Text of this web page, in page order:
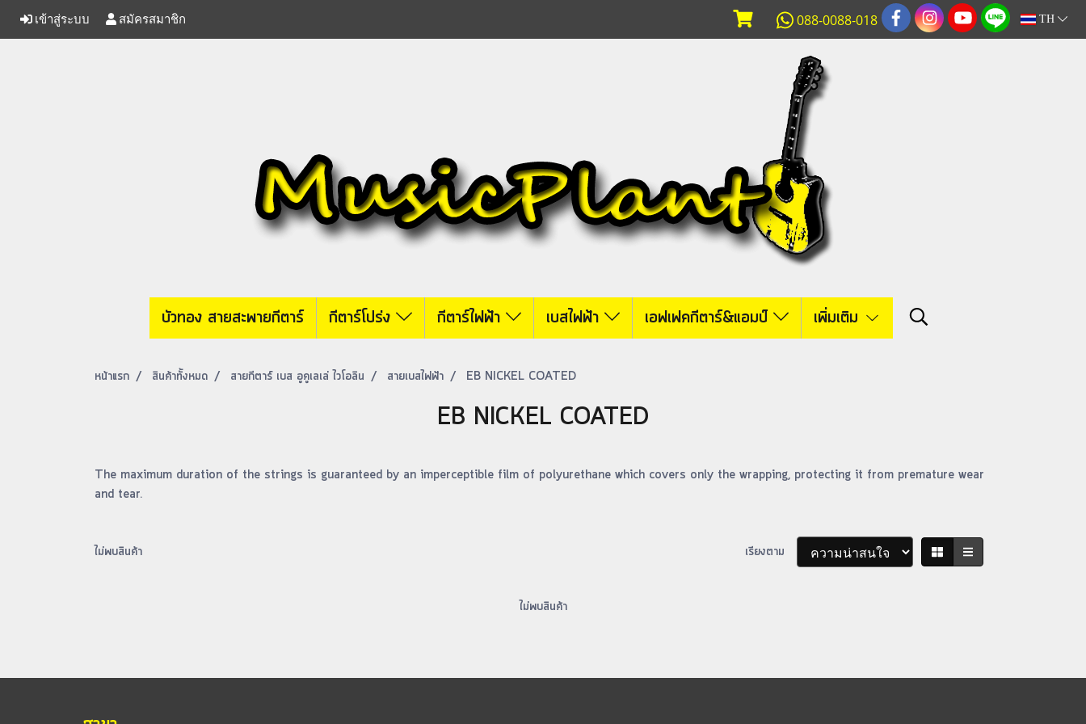
เข้าสู่ระบบ สมัครสมาชิก 088-0088-018 TH
บัวทอง สายสะพายกีตาร์ กีตาร์โปร่ง กีตาร์ไฟฟ้า เบสไฟฟ้า เอฟเฟคกีตาร์&แอมป์ เพิ่มเติม
หน้าแรก สินค้าทั้งหมด สายกีตาร์ เบส อูคูเลเล่ ไวโอลิน สายเบสไฟฟ้า EB NICKEL COATED
EB NICKEL COATED
The maximum duration of the strings is guaranteed by an imperceptible film of polyurethane which covers only the wrapping, protecting it from premature wear
and tear.
ไม่พบสินค้า เรียงตาม
ไม่พบสินค้า